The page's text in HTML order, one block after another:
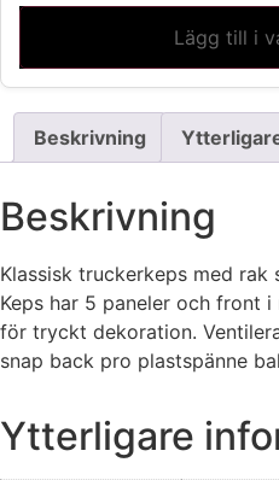
Lägg till i
Beskrivning
Beskrivning
Klassisk truckerkeps med rak
Keps har 5 paneler och front
för tryckt dekoration.
snap back pro plastspänne
Ytterligare